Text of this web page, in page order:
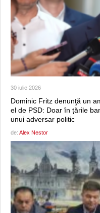
30 iulie 2026
Dominic Fritz denunţă un
el de PSD: Doar în țările
unui adversar politic
de: Alex Nestor